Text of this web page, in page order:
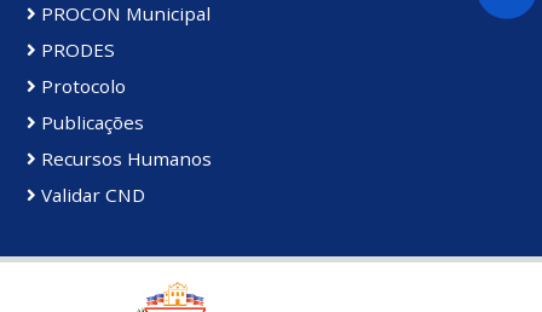
PROCON Municipal
PRODES
Protocolo
Publicações
Recursos Humanos
Validar CND